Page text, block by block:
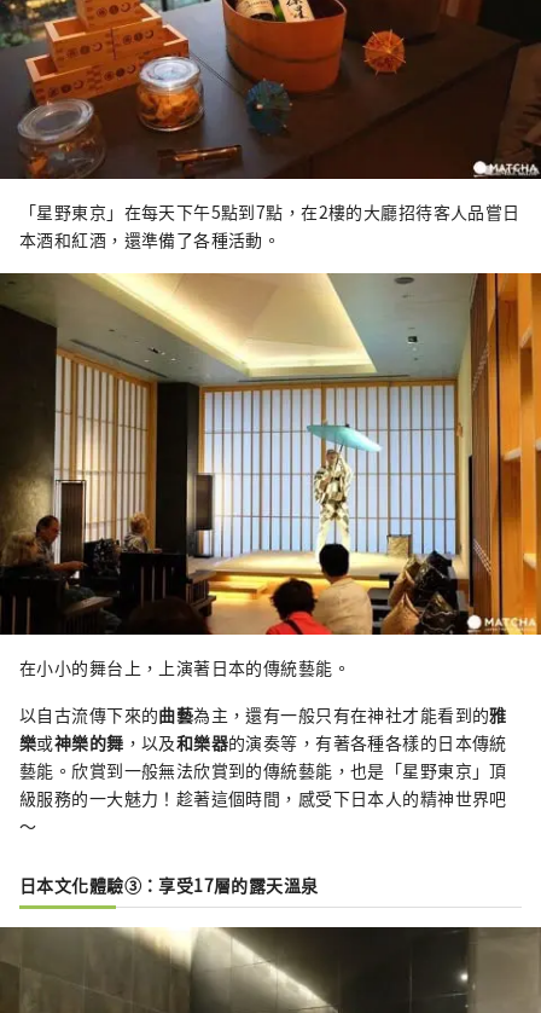
「星野東京」在每天下午5點到7點，在2樓的大廳招待客人品嘗日
本酒和紅酒，還準備了各種活動。
在小小的舞台上，上演著日本的傳統藝能。
以自古流傳下來的曲藝為主，還有一般只有在神社才能看到的雅
樂或神樂的舞 ，以及和樂器的演奏等，有著各種各樣的日本傳統
藝能。欣賞到一般無法欣賞到的傳統藝能，也是「星野東京」頂
級服務的一大魅力！趁著這個時間，感受下日本人的精神世界吧
～
日本文化體驗③：享受17層的露天溫泉